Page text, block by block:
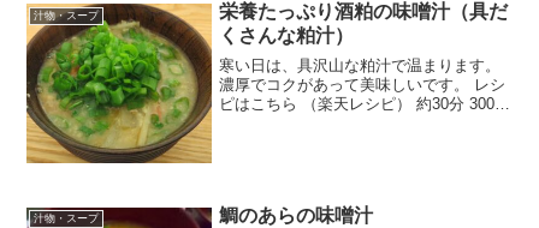
汁物・スープ
栄養たっぷり酒粕の味噌汁（具だ
くさんな粕汁）
寒い日は、具沢山な粕汁で温まります。
濃厚でコクがあって美味しいです。 レシ
ピはこちら （楽天レシピ） 約30分 300円
汁物・スープ 鯛のあらの味噌汁